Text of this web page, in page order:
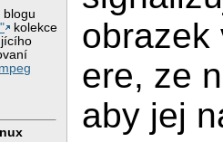
blogu
kolekce
obrazek
ere, ze
aby jej